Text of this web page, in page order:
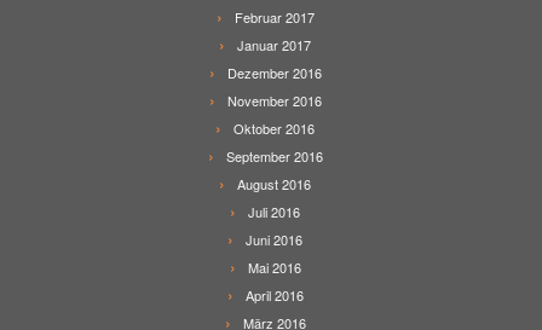
Februar 2017
Januar 2017
Dezember 2016
November 2016
Oktober 2016
September 2016
August 2016
Juli 2016
Juni 2016
Mai 2016
April 2016
März 2016